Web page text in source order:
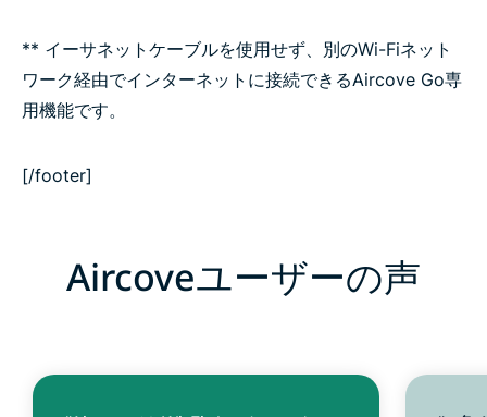
** イーサネットケーブルを使用せず、別のWi-Fiネット
ワーク経由でインターネットに接続できるAircove Go専
用機能です。
[/footer]
Aircoveユーザーの声